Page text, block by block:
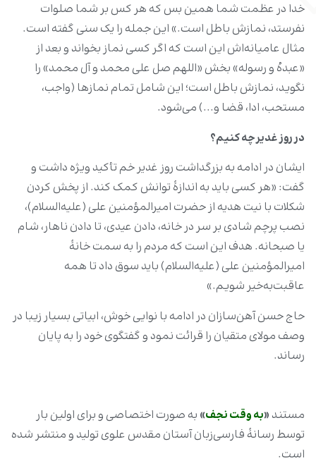
خدا در عظمت شما همین بس که هر کس بر شما صلوات
نفرستد، نمازش باطل است.» این جمله را یک سنی گفته است.
مثال عامیانه‌اش این است که اگر کسی نماز بخواند و بعد از
«عبدهُ و رسوله» بخش «اللهم صل علی محمد و آل محمد» را
نگوید، نمازش باطل است؛ این شامل تمام نمازها (واجب،
مستحب، ادا، قضا و...) می‌شود.
در روز غدیر چه کنیم؟
ایشان در ادامه به بزرگداشت روز غدیر خم تأکید ویژه داشت و
گفت: «هر کسی باید به اندازۀ توانش کمک کند. از پخش کردن
شکلات با نیت هدیه از حضرت امیرالمؤمنین علی (علیه‌السلام)،
نصب پرچم شادی بر سر در خانه، دادن عیدی، تا دادن ناهار، شام
یا صبحانه. هدف این است که مردم را به سمت خانۀ
امیرالمؤمنین علی (علیه‌السلام) باید سوق داد تا همه
عاقبت‌به‌خیر شویم.»
حاج حسن آهن‌سازان در ادامه با نوایی خوش، ابیاتی بسیار زیبا در
وصف مولای متقیان را قرائت نمود و گفتگوی خود را به پایان
رساند.
مستند «به وقت نجف» به صورت اختصاصی و برای اولین بار
توسط رسانۀ فارسی‌زبان آستان مقدس علوی تولید و منتشر شده
است.